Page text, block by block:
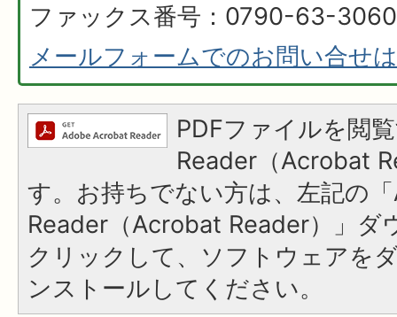
ファックス番号：0790-63-3060
メールフォームでのお問い合せ
PDFファイルを閲
Reader（Acrobat
す。お持ちでない方は、左記の
Reader（Acrobat Reader）」ダ
クリックして、ソフトウェアを
ンストールしてください。